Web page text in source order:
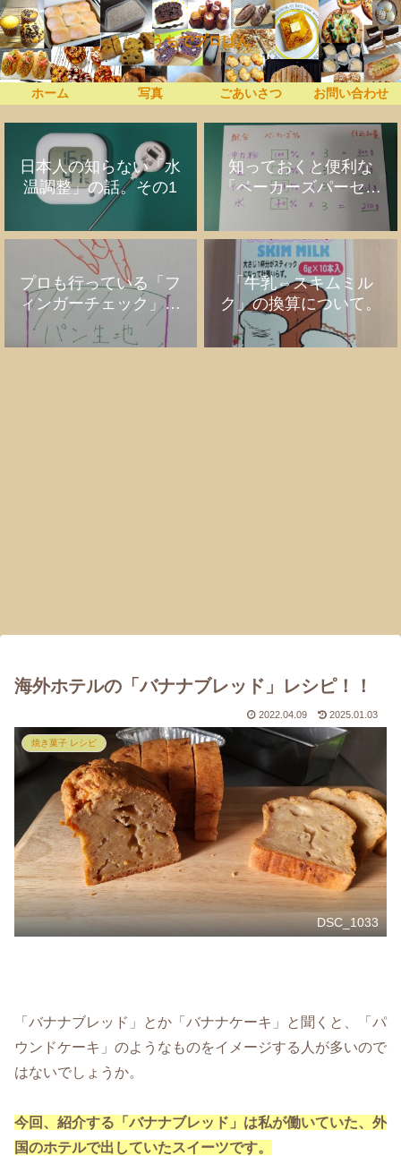
うちでプロぱん
ホーム 写真 ごあいさつ お問い合わせ
日本人の知らない「水
温調整」の話。その1
知っておくと便利な
「ベーカーズパーセン
ト」の話
プロも行っている「フ
ィンガーチェック」の
話。
「牛乳⇔スキムミル
ク」の換算について。
海外ホテルの「バナナブレッド」レシピ！！
2022.04.09 2025.01.03
焼き菓子 レシピ
DSC_1033
「バナナブレッド」とか「バナナケーキ」と聞くと、「パ
ウンドケーキ」のようなものをイメージする人が多いので
はないでしょうか。
今回、紹介する「バナナブレッド」は私が働いていた、外
国のホテルで出していたスイーツです。